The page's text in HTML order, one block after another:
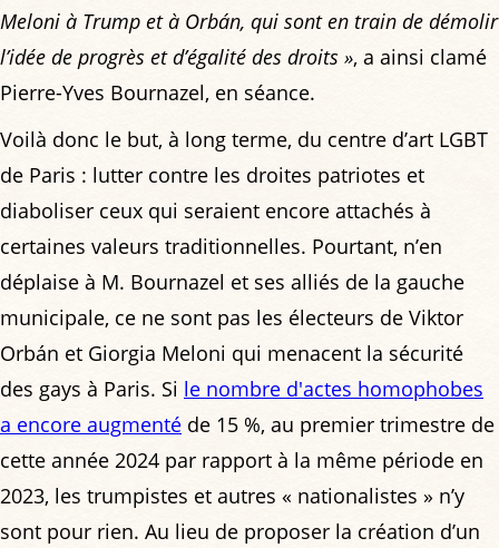
Meloni à Trump et à Orbán, qui sont en train de démolir
l’idée de progrès et d’égalité des droits », a ainsi clamé
Pierre-Yves Bournazel, en séance.
Voilà donc le but, à long terme, du centre d’art LGBT
de Paris : lutter contre les droites patriotes et
diaboliser ceux qui seraient encore attachés à
certaines valeurs traditionnelles. Pourtant, n’en
déplaise à M. Bournazel et ses alliés de la gauche
municipale, ce ne sont pas les électeurs de Viktor
Orbán et Giorgia Meloni qui menacent la sécurité
des gays à Paris. Si le nombre d'actes homophobes
a encore augmenté de 15 %, au premier trimestre de
cette année 2024 par rapport à la même période en
2023, les trumpistes et autres « nationalistes » n’y
sont pour rien. Au lieu de proposer la création d’un